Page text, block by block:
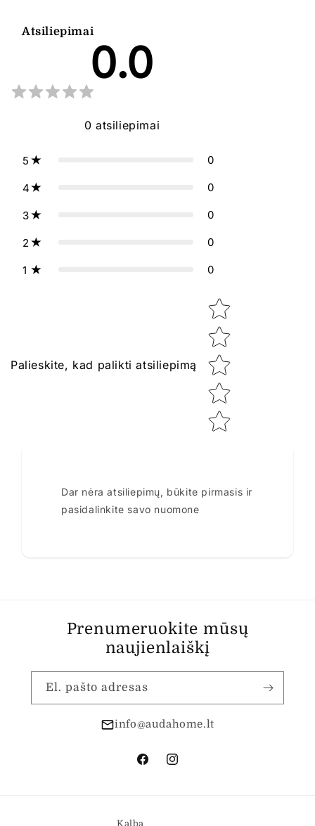
Atsiliepimai
0.0
0 atsiliepimai
5 0
4 0
3 0
2 0
1 0
Palieskite, kad palikti atsiliepimą
Star rating
Dar nėra atsiliepimų, būkite pirmasis ir
pasidalinkite savo nuomone
Prenumeruokite mūsų
naujienlaiškį
El. pašto adresas
info@audahome.lt
„Facebook“„Instagram“
Kalba